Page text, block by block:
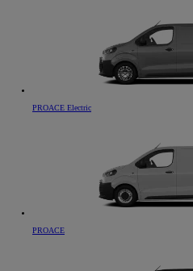
PROACE Electric
PROACE